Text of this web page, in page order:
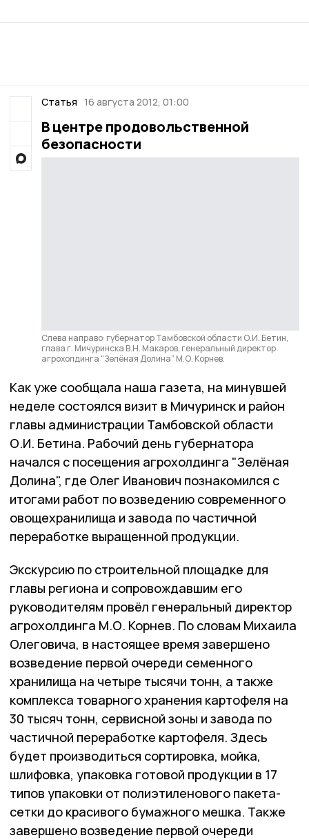
Статья 16 августа 2012, 01:00
В центре продовольственной
безопасности
Слева направо: губернатор Тамбовской области О.И. Бетин,
глава г. Мичуринска В.Н. Макаров, генеральный директор
агрохолдинга “Зелёная Долина” М.О. Корнев.
Как уже сообщала наша газета, на минувшей
неделе состоялся визит в Мичуринск и район
главы администрации Тамбовской области
О.И. Бетина. Рабочий день губернатора
начался с посещения агрохолдинга "Зелёная
Долина", где Олег Иванович познакомился с
итогами работ по возведению современного
овощехранилища и завода по частичной
переработке выращенной продукции.
Экскурсию по строительной площадке для
главы региона и сопровождавшим его
руководителям провёл генеральный директор
агрохолдинга М.О. Корнев. По словам Михаила
Олеговича, в настоящее время завершено
возведение первой очереди семенного
хранилища на четыре тысячи тонн, а также
комплекса товарного хранения картофеля на
30 тысяч тонн, сервисной зоны и завода по
частичной переработке картофеля. Здесь
будет производиться сортировка, мойка,
шлифовка, упаковка готовой продукции в 17
типов упаковки от полиэтиленового пакета-
сетки до красивого бумажного мешка. Также
завершено возведение первой очереди